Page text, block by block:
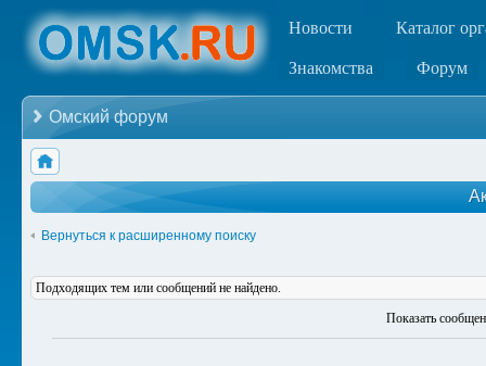
Новости Каталог
Знакомства Форум
Омский форум
Вернуться к расширенному поиску
Подходящих тем или сообщений не найдено.
Показать